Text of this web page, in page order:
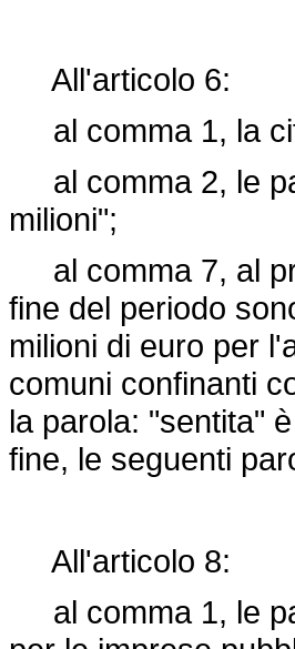
All'articolo 6:
al comma 1, la
al comma 2, le
milioni";
al comma 7, al
fine del periodo
milioni di euro per
comuni confinanti
la parola: "sentita"
fine, le seguenti
All'articolo 8:
al comma 1, le